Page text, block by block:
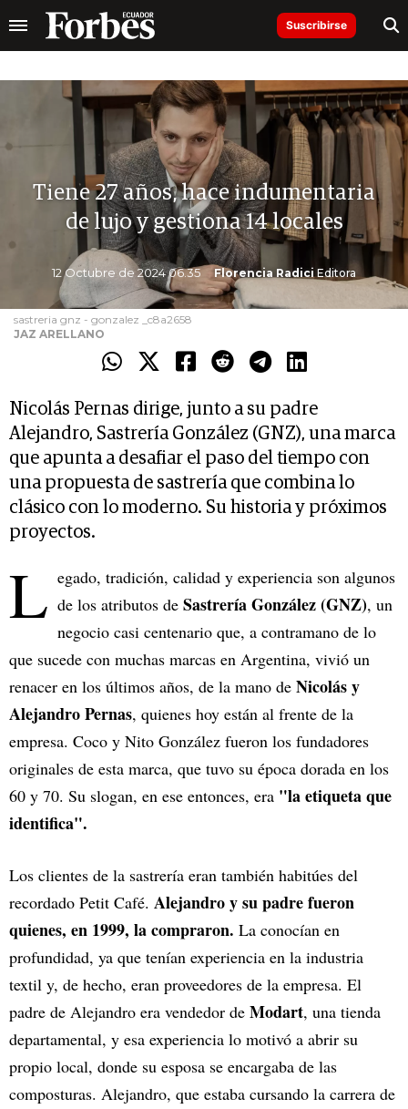
Suscribirse
Tiene 27 años, hace indumentaria
de lujo y gestiona 14 locales
12 Octubre de 2024 06.35 Florencia RadiciEditora
sastreria gnz - gonzalez _c8a2658
JAZ ARELLANO
Nicolás Pernas dirige, junto a su padre
Alejandro, Sastrería González (GNZ), una marca
que apunta a desafiar el paso del tiempo con
una propuesta de sastrería que combina lo
clásico con lo moderno. Su historia y próximos
proyectos.
L egado, tradición, calidad y experiencia son algunos
de los atributos de Sastrería González (GNZ), un
negocio casi centenario que, a contramano de lo
que sucede con muchas marcas en Argentina, vivió un
renacer en los últimos años, de la mano de Nicolás y
Alejandro Pernas, quienes hoy están al frente de la
empresa. Coco y Nito González fueron los fundadores
originales de esta marca, que tuvo su época dorada en los
60 y 70. Su slogan, en ese entonces, era "la etiqueta que
identifica".
Los clientes de la sastrería eran también habitúes del
recordado Petit Café. Alejandro y su padre fueron
quienes, en 1999, la compraron. La conocían en
profundidad, ya que tenían experiencia en la industria
textil y, de hecho, eran proveedores de la empresa. El
padre de Alejandro era vendedor de Modart, una tienda
departamental, y esa experiencia lo motivó a abrir su
propio local, donde su esposa se encargaba de las
composturas. Alejandro, que estaba cursando la carrera de